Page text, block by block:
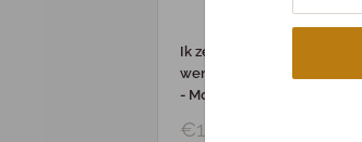
Ik zegen jou - Baby
wensenboek - Juliette
- Mourits
€14,95